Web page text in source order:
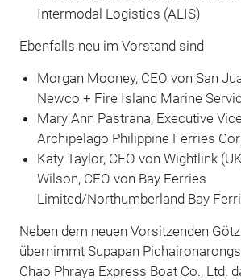
Intermodal Logistics (ALIS)
Ebenfalls neu im Vorstand sind
Morgan Mooney, CEO von San
Newco + Fire Island Marine
Mary Ann Pastrana, Executive
Archipelago Philippine Ferries
Katy Taylor, CEO von Wightlink
Wilson, CEO von Bay Ferries
Limited/Northumberland Bay
Neben dem neuen Vorsitzenden
übernimmt Supapan
Chao Phraya Express Boat Co., Ltd.